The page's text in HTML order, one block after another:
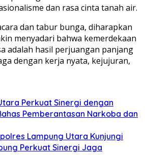
dan rasa cinta tanah air.
dan tabur bunga, diharapkan
menyadari bahwa kemerdekaan
adalah hasil perjuangan panjang
dengan kerja nyata, kejujuran,
Perkuat Sinergi dengan
Pemberantasan Narkoba dan
Lampung Utara Kunjungi
Perkuat Sinergi Jaga